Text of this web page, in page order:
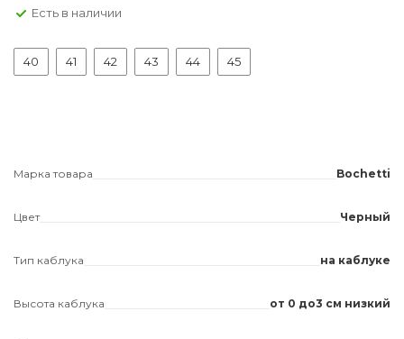
Есть в наличии
40 41 42 43 44 45
Марка товара Bochetti
Цвет Черный
Тип каблука на каблуке
Высота каблука от 0 до3 см низкий